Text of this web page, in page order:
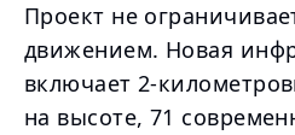
Проект не
движением. Новая
включает 2-
на высоте, 71